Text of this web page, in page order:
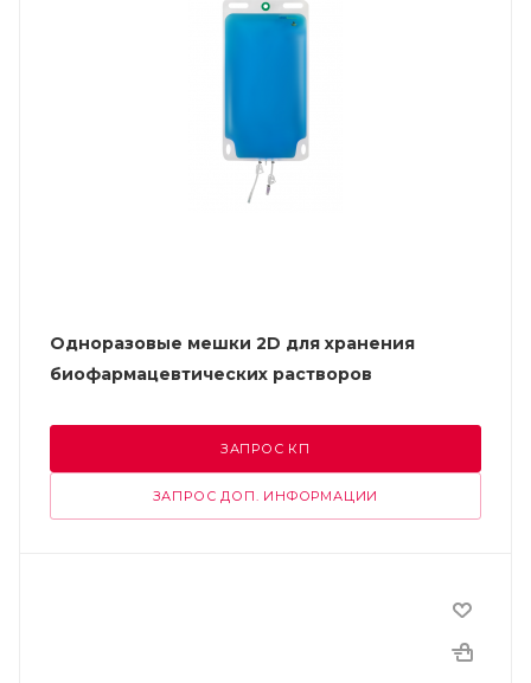
Одноразовые мешки 2D для хранения
биофармацевтических растворов
ЗАПРОС КП
ЗАПРОС ДОП. ИНФОРМАЦИИ